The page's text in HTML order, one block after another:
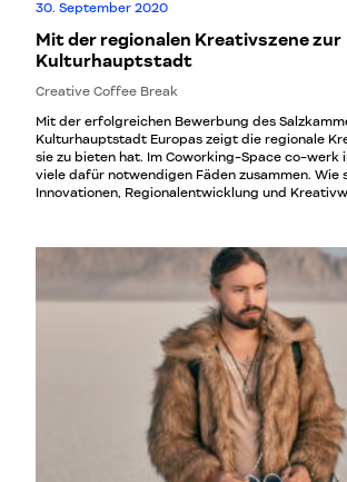
30. September 2020
Mit der regionalen Kreativszene zur
Kulturhauptstadt
Creative Coffee Break
Mit der erfolgreichen Bewerbung des
Kulturhauptstadt Europas zeigt die regionale
sie zu bieten hat. Im Coworking-Space co-werk
viele dafür notwendigen Fäden zusammen. Wie
Innovationen, Regionalentwicklung und
Arbeitsraum für Kreativschaffende etabliert
Plasser, Stefan Heinisch und Martin Hollinetz in
Creative Coffee Breaks.